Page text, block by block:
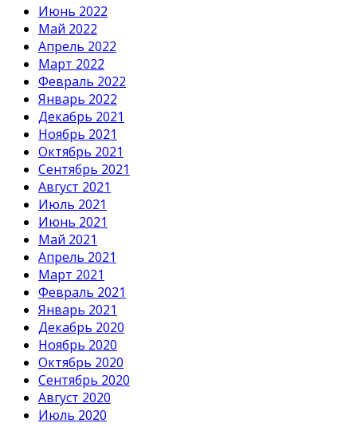
Июнь 2022
Май 2022
Апрель 2022
Март 2022
Февраль 2022
Январь 2022
Декабрь 2021
Ноябрь 2021
Октябрь 2021
Сентябрь 2021
Август 2021
Июль 2021
Июнь 2021
Май 2021
Апрель 2021
Март 2021
Февраль 2021
Январь 2021
Декабрь 2020
Ноябрь 2020
Октябрь 2020
Сентябрь 2020
Август 2020
Июль 2020